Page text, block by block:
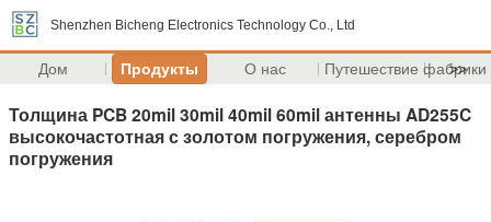
Shenzhen Bicheng Electronics Technology Co., Ltd
Дом Продукты О нас Путешествие фабрики
>>
Толщина PCB 20mil 30mil 40mil 60mil антенны AD255C
высокочастотная с золотом погружения, серебром
погружения